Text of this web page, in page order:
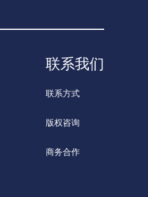
联系我们
联系方式
版权咨询
商务合作